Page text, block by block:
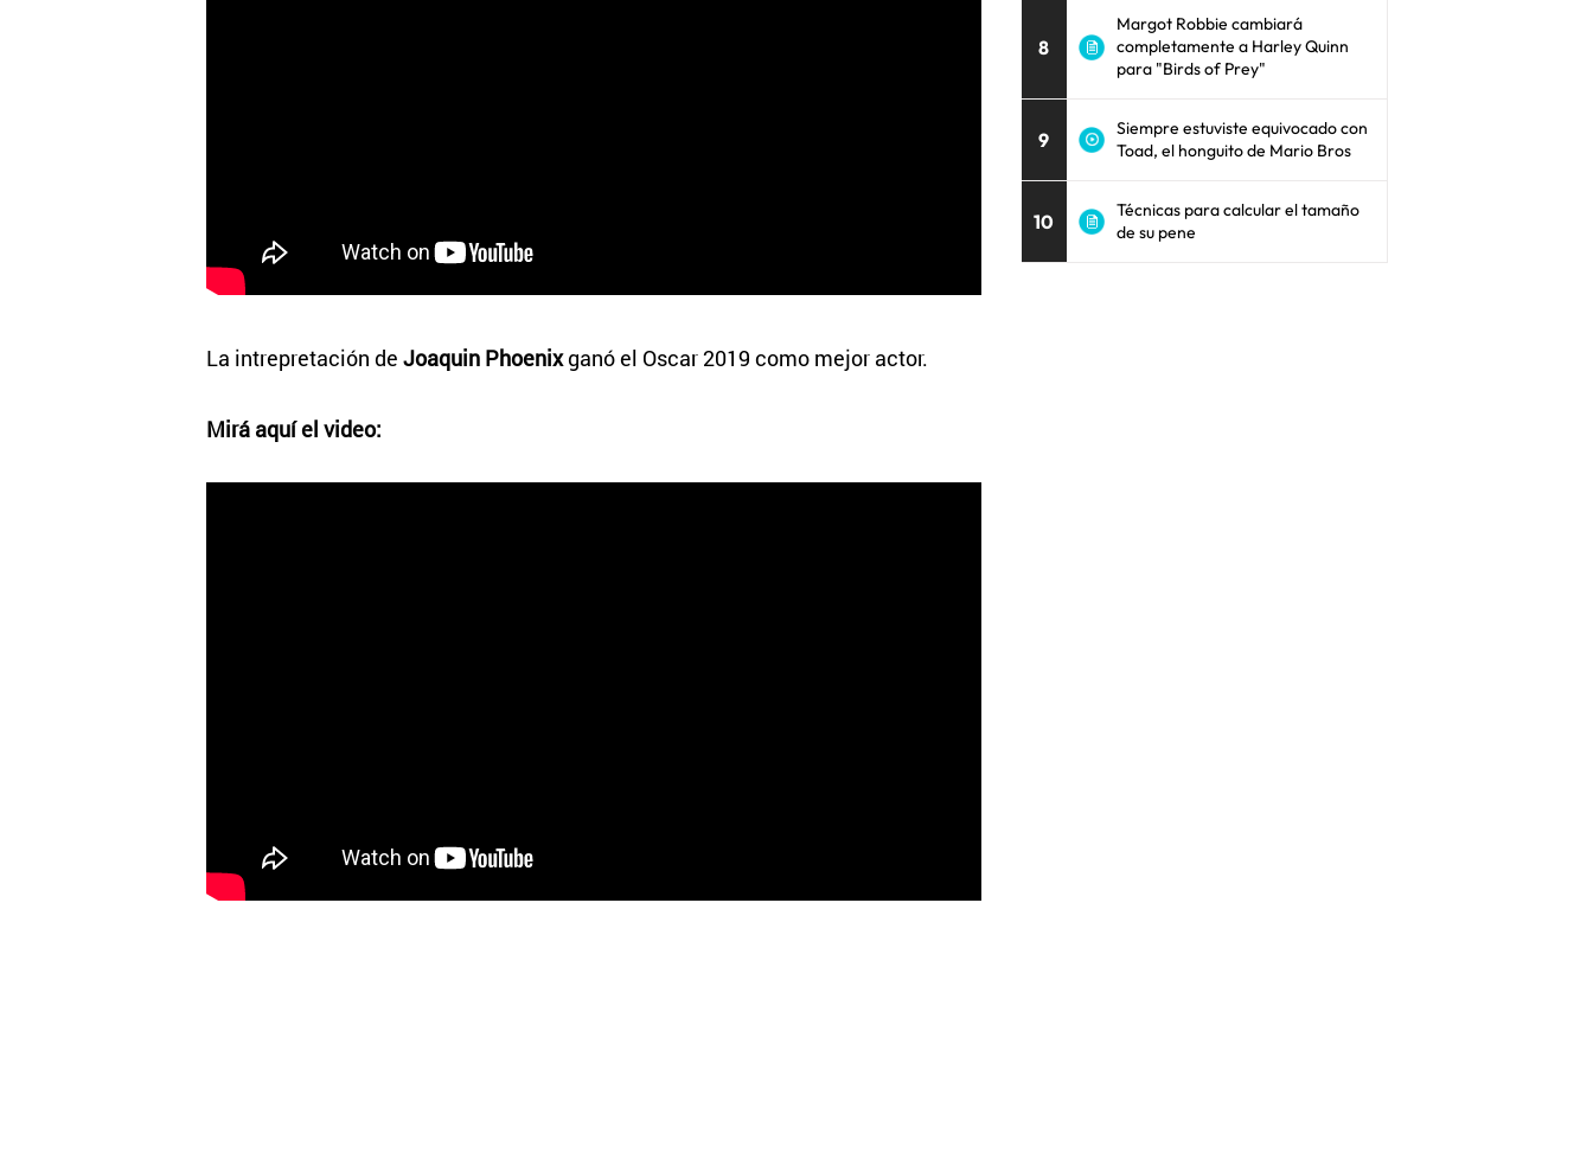
La intrepretación de Joaquin Phoenixganó el Oscar 2019 como mejor actor.
Mirá aquí el video:
8
Margot Robbie cambiará
completamente a Harley Quinn
para "Birds of Prey"
9
Siempre estuviste equivocado con
Toad, el honguito de Mario Bros
10
Técnicas para calcular el tamaño
de su pene